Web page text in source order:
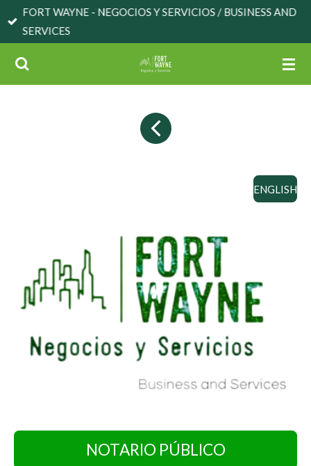
Skip
content
FORT WAYNE - NEGOCIOS Y SERVICIOS / BUSINESS AND
SERVICES
ENGLISH
NOTARIO PÚBLICO